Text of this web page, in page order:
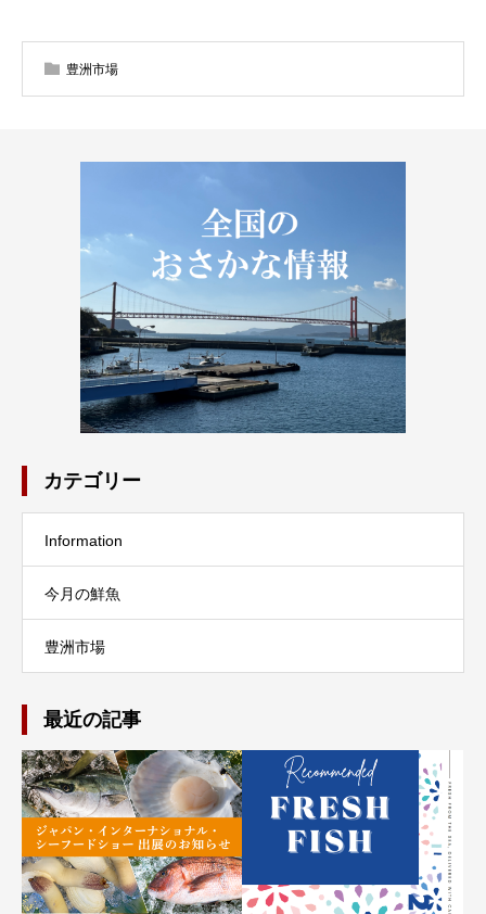
豊洲市場
カテゴリー
Information
今月の鮮魚
豊洲市場
最近の記事